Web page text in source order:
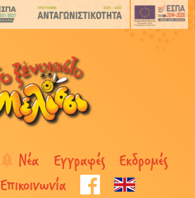
Νέα Εγγραφές Εκδρομές
Επικοινωνία